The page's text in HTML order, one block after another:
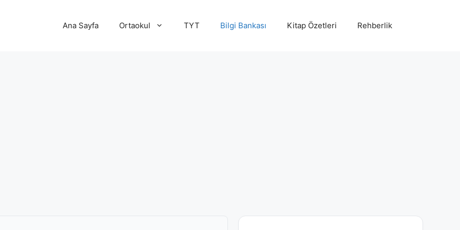
Ana Sayfa Ortaokul TYT Bilgi Bankası Kitap Özetleri Rehberlik